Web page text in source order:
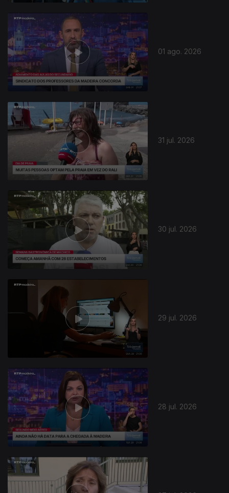
01 ago. 2026
31 jul. 2026
30 jul. 2026
29 jul. 2026
28 jul. 2026
945293